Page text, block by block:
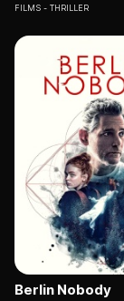
FILMS THRILLER
Berlin Nobody